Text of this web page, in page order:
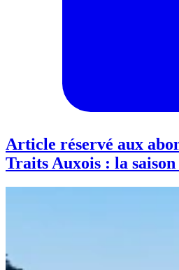
Article réservé aux
Traits Auxois : la